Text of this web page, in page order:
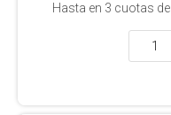
Hasta en 3 cuotas de